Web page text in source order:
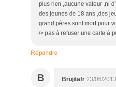
plus rien ,aucune valeur ,ni
des jeunes de 18 ans ,des
grand pères sont mort pour
/> pas à refuser une carte à
Répondre
B Brujitafr 23/06/